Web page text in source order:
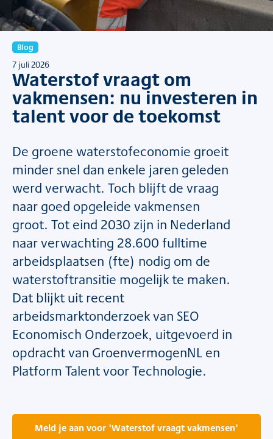
Blog
7 juli 2026
Waterstof vraagt om
vakmensen: nu investeren in
talent voor de toekomst
De groene waterstofeconomie groeit
minder snel dan enkele jaren geleden
werd verwacht. Toch blijft de vraag
naar goed opgeleide vakmensen
groot. Tot eind 2030 zijn in Nederland
naar verwachting 28.600 fulltime
arbeidsplaatsen (fte) nodig om de
waterstoftransitie mogelijk te maken.
Dat blijkt uit recent
arbeidsmarktonderzoek van SEO
Economisch Onderzoek, uitgevoerd in
opdracht van GroenvermogenNL en
Platform Talent voor Technologie.
Meld je aan voor 'Waterstof vraagt vakmensen'